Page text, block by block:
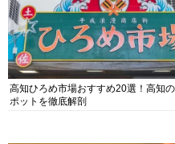
高知ひろめ市場おすすめ20選！高知
ポットを徹底解剖